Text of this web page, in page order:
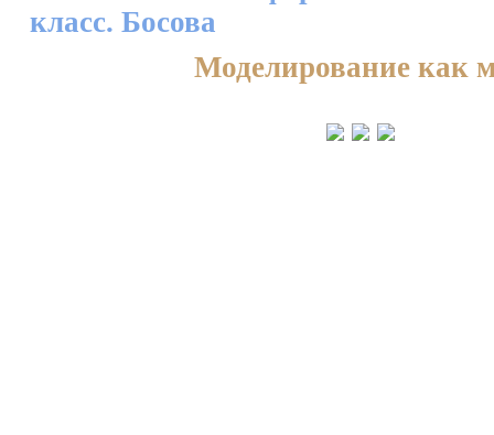
класс. Босова
Моделирование как